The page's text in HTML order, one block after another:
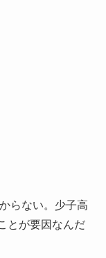
らない。少子高
とが要因なんだ